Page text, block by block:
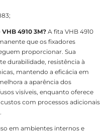
4910 3M? A fita VHB 4910
que os fixadores
proporcionar. Sua
durabilidade, resistência à
mantendo a eficácia em
a aparência dos
visíveis, enquanto oferece
com processos adicionais
em ambientes internos e